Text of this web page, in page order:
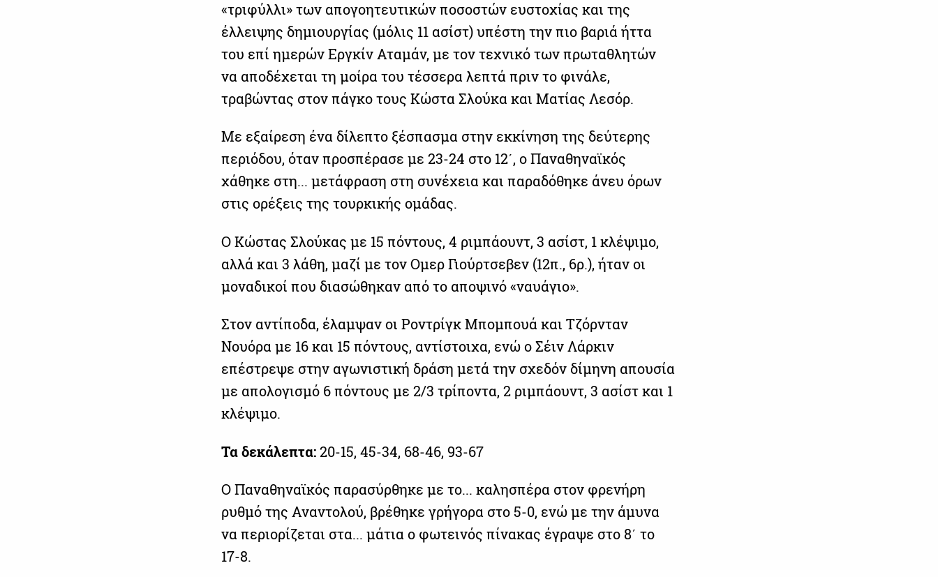
«τριφύλλι» των απογοητευτικών ποσοστών ευστοχίας και της
έλλειψης δημιουργίας (μόλις 11 ασίστ) υπέστη την πιο βαριά ήττα
του επί ημερών Εργκίν Αταμάν, με τον τεχνικό των πρωταθλητών
να αποδέχεται τη μοίρα του τέσσερα λεπτά πριν το φινάλε,
τραβώντας στον πάγκο τους Κώστα Σλούκα και Ματίας Λεσόρ.
Με εξαίρεση ένα δίλεπτο ξέσπασμα στην εκκίνηση της δεύτερης
περιόδου, όταν προσπέρασε με 23-24 στο 12΄, ο Παναθηναϊκός
χάθηκε στη... μετάφραση στη συνέχεια και παραδόθηκε άνευ όρων
στις ορέξεις της τουρκικής ομάδας.
Ο Κώστας Σλούκας με 15 πόντους, 4 ριμπάουντ, 3 ασίστ, 1 κλέψιμο,
αλλά και 3 λάθη, μαζί με τον Ομερ Γιούρτσεβεν (12π., 6ρ.), ήταν οι
μοναδικοί που διασώθηκαν από το αποψινό «ναυάγιο».
Στον αντίποδα, έλαμψαν οι Ροντρίγκ Μπομπουά και Τζόρνταν
Νουόρα με 16 και 15 πόντους, αντίστοιχα, ενώ ο Σέιν Λάρκιν
επέστρεψε στην αγωνιστική δράση μετά την σχεδόν δίμηνη απουσία
με απολογισμό 6 πόντους με 2/3 τρίποντα, 2 ριμπάουντ, 3 ασίστ και 1
κλέψιμο.
Τα δεκάλεπτα:20-15, 45-34, 68-46, 93-67
Ο Παναθηναϊκός παρασύρθηκε με το... καλησπέρα στον φρενήρη
ρυθμό της Αναντολού, βρέθηκε γρήγορα στο 5-0, ενώ με την άμυνα
να περιορίζεται στα... μάτια ο φωτεινός πίνακας έγραψε στο 8΄ το
17-8.